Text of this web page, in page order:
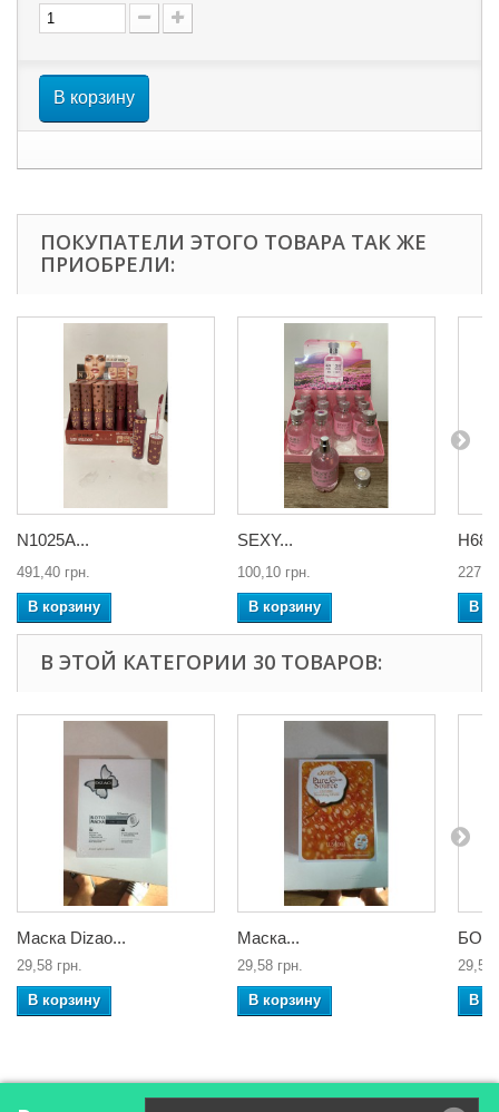
В корзину
ПОКУПАТЕЛИ ЭТОГО ТОВАРА ТАК ЖЕ
ПРИОБРЕЛИ:
N1025A...
491,40 грн.
В корзину
SEXY...
100,10 грн.
В корзину В
В ЭТОЙ КАТЕГОРИИ 30 ТОВАРОВ:
Маска Dizao...
29,58 грн.
В корзину
Маска...
29,58 грн.
В корзину
29,58
В